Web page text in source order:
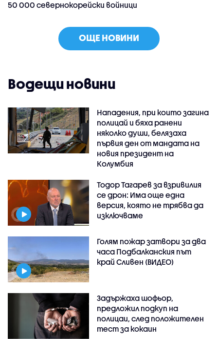
50 000 севернокорейски войници
ОЩЕ НОВИНИ
Водещи новини
Нападения, при които загина
полицай и бяха ранени
няколко души, белязаха
първия ден от мандата на
новия президент на
Колумбия
Тодор Тагарев за взривилия
се дрон: Има още една
версия, която не трябва да
изключваме
Голям пожар затвори за два
часа Подбалканския път
край Сливен (ВИДЕО)
Задържаха шофьор,
предложил подкуп на
полицаи, след положителен
тест за кокаин